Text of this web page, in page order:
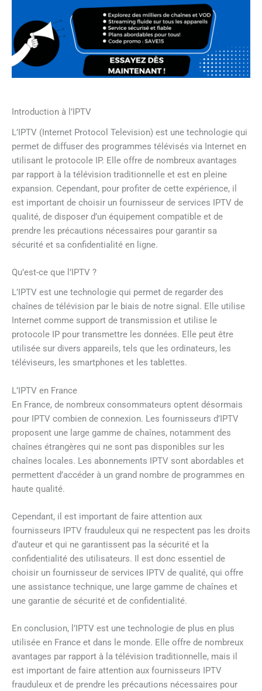
Introduction à l’IPTV
L’IPTV (Internet Protocol Television) est une technologie qui
permet de diffuser des programmes télévisés via Internet en
utilisant le protocole IP. Elle offre de nombreux avantages
par rapport à la télévision traditionnelle et est en pleine
expansion. Cependant, pour profiter de cette expérience, il
est important de choisir un fournisseur de services IPTV de
qualité, de disposer d’un équipement compatible et de
prendre les précautions nécessaires pour garantir sa
sécurité et sa confidentialité en ligne.
Qu’est-ce que l’IPTV ?
L’IPTV est une technologie qui permet de regarder des
chaînes de télévision par le biais de notre signal. Elle utilise
Internet comme support de transmission et utilise le
protocole IP pour transmettre les données. Elle peut être
utilisée sur divers appareils, tels que les ordinateurs, les
téléviseurs, les smartphones et les tablettes.
L’IPTV en France
En France, de nombreux consommateurs optent désormais
pour IPTV combien de connexion. Les fournisseurs d’IPTV
proposent une large gamme de chaînes, notamment des
chaînes étrangères qui ne sont pas disponibles sur les
chaînes locales. Les abonnements IPTV sont abordables et
permettent d’accéder à un grand nombre de programmes en
haute qualité.
Cependant, il est important de faire attention aux
fournisseurs IPTV frauduleux qui ne respectent pas les droits
d’auteur et qui ne garantissent pas la sécurité et la
confidentialité des utilisateurs. Il est donc essentiel de
choisir un fournisseur de services IPTV de qualité, qui offre
une assistance technique, une large gamme de chaînes et
une garantie de sécurité et de confidentialité.
En conclusion, l’IPTV est une technologie de plus en plus
utilisée en France et dans le monde. Elle offre de nombreux
avantages par rapport à la télévision traditionnelle, mais il
est important de faire attention aux fournisseurs IPTV
frauduleux et de prendre les précautions nécessaires pour